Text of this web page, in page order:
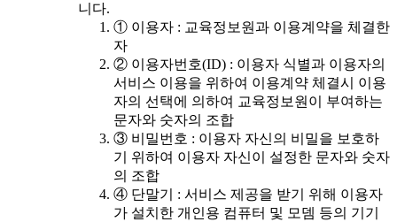
니다.
① 이용자 : 교육정보원과 이용계약을 체결한
자
② 이용자번호(ID) : 이용자 식별과 이용자의
서비스 이용을 위하여 이용계약 체결시 이용
자의 선택에 의하여 교육정보원이 부여하는
문자와 숫자의 조합
③ 비밀번호 : 이용자 자신의 비밀을 보호하
기 위하여 이용자 자신이 설정한 문자와 숫자
의 조합
④ 단말기 : 서비스 제공을 받기 위해 이용자
가 설치한 개인용 컴퓨터 및 모뎀 등의 기기